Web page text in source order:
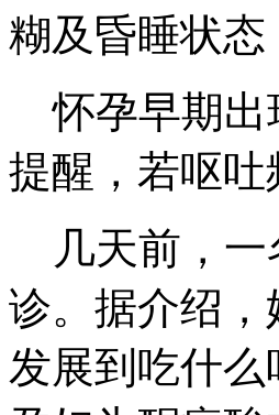
糊及昏睡状
怀孕早期出
提醒，若呕
几天前，一
诊。据介绍
发展到吃什